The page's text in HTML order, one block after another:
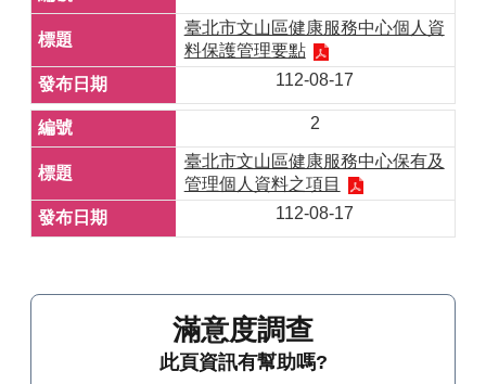
臺北市文山區健康服務中心個人資
料保護管理要點
112-08-17
2
臺北市文山區健康服務中心保有及
管理個人資料之項目
112-08-17
滿意度調查
此頁資訊有幫助嗎?